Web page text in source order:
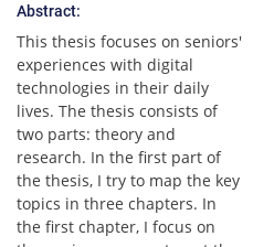
Abstract:
This thesis focuses on seniors'
experiences with digital
technologies in their daily
lives. The thesis consists of
two parts: theory and
research. In the first part of
the thesis, I try to map the key
topics in three chapters. In
the first chapter, I focus on